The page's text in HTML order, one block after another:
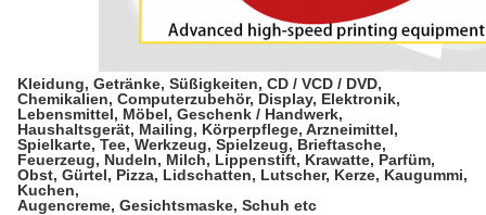
Kleidung, Getränke, Süßigkeiten, CD / VCD / DVD,
Chemikalien, Computerzubehör, Display, Elektronik,
Lebensmittel, Möbel, Geschenk / Handwerk,
Haushaltsgerät, Mailing, Körperpflege, Arzneimittel,
Spielkarte, Tee, Werkzeug, Spielzeug, Brieftasche,
Feuerzeug, Nudeln, Milch, Lippenstift, Krawatte, Parfüm,
Obst, Gürtel, Pizza, Lidschatten, Lutscher, Kerze, Kaugummi,
Kuchen,
Augencreme, Gesichtsmaske, Schuh etc